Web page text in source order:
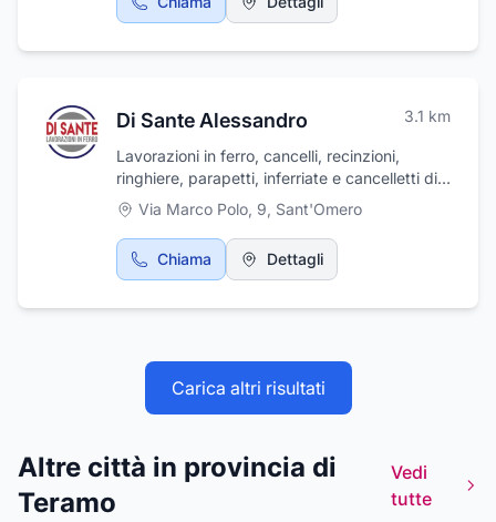
Di Sante Alessandro 3.1 km
Lavorazioni in ferro, cancelli, recinzioni,
ringhiere, parapetti, inferriate e cancelletti di
sicurezza, scale, tettoie e pensiline, strutture
e soppalchi.
Via Marco Polo, 9, Sant'Omero
Chiama Dettagli
Carica altri risultati
Altre città in provincia di
Teramo
Vedi
tutte